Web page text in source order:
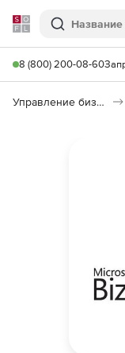
Softline
Поиск
8 (800) 200-08-60
Управление бизнесом, CRM/ERP